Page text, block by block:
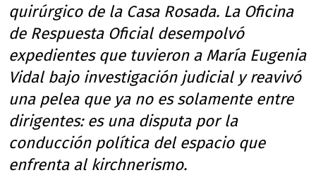
quirúrgico de la Casa Rosada. La Oficina
de Respuesta Oficial desempolvó
expedientes que tuvieron a María Eugenia
Vidal bajo investigación judicial y reavivó
una pelea que ya no es solamente entre
dirigentes: es una disputa por la
conducción política del espacio que
enfrenta al kirchnerismo.